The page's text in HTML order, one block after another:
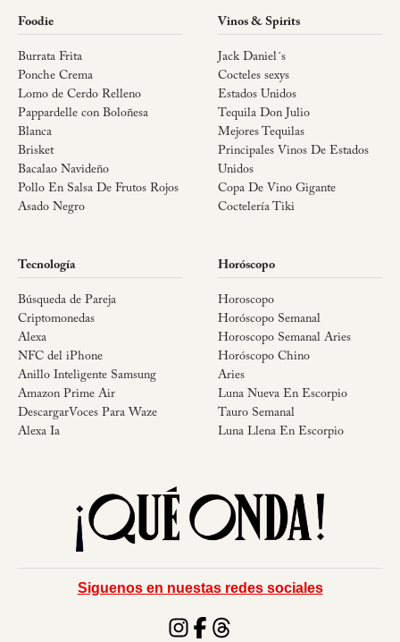
Foodie
Burrata Frita
Ponche Crema
Lomo de Cerdo Relleno
Pappardelle con Boloñesa
Blanca
Brisket
Bacalao Navideño
Pollo En Salsa De Frutos Rojos
Asado Negro
Vinos & Spirits
Jack Daniel´s
Cocteles sexys
Estados Unidos
Tequila Don Julio
Mejores Tequilas
Principales Vinos De Estados
Unidos
Copa De Vino Gigante
Coctelería Tiki
Tecnología
Búsqueda de Pareja
Criptomonedas
Alexa
NFC del iPhone
Anillo Inteligente Samsung
Amazon Prime Air
DescargarVoces Para Waze
Alexa Ia
Horóscopo
Horoscopo
Horóscopo Semanal
Horoscopo Semanal Aries
Horóscopo Chino
Aries
Luna Nueva En Escorpio
Tauro Semanal
Luna Llena En Escorpio
Siguenos en nuestas redes sociales